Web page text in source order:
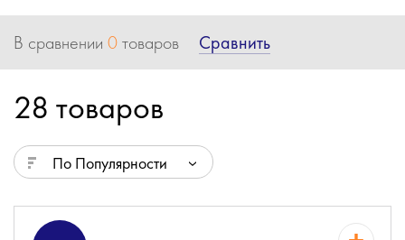
В сравнении 0товаров Сравнить
28 товаров
По Популярности